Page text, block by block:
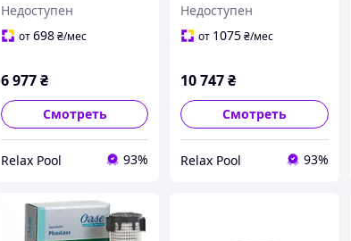
100м³ - 36657
Недоступен
от698₴/мес
6 977₴
Смотреть
Relax Pool 93%
Care 2л для водоема
100 м³ - 51288
Недоступен
от 1075₴/мес
10 747₴
Смотреть
Relax Pool 93%